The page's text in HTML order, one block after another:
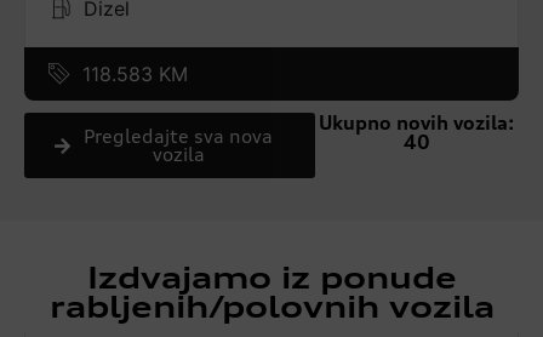
Dizel
118.583 KM
Pregledajte sva nova
vozila
Ukupno novih vozila:
40
Izdvajamo iz ponude
rabljenih/polovnih vozila